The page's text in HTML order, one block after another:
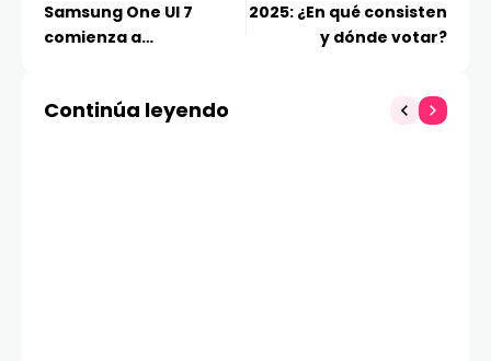
Samsung One UI 7
comienza a
la IA móvil
2025: ¿En qué consisten
y dónde votar?
Continúa leyendo